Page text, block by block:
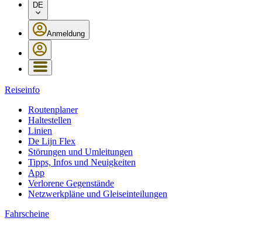
DE
Anmeldung
Reiseinfo
Routenplaner
Haltestellen
Linien
De Lijn Flex
Störungen und Umleitungen
Tipps, Infos und Neuigkeiten
App
Verlorene Gegenstände
Netzwerkpläne und Gleiseinteilungen
Fahrscheine